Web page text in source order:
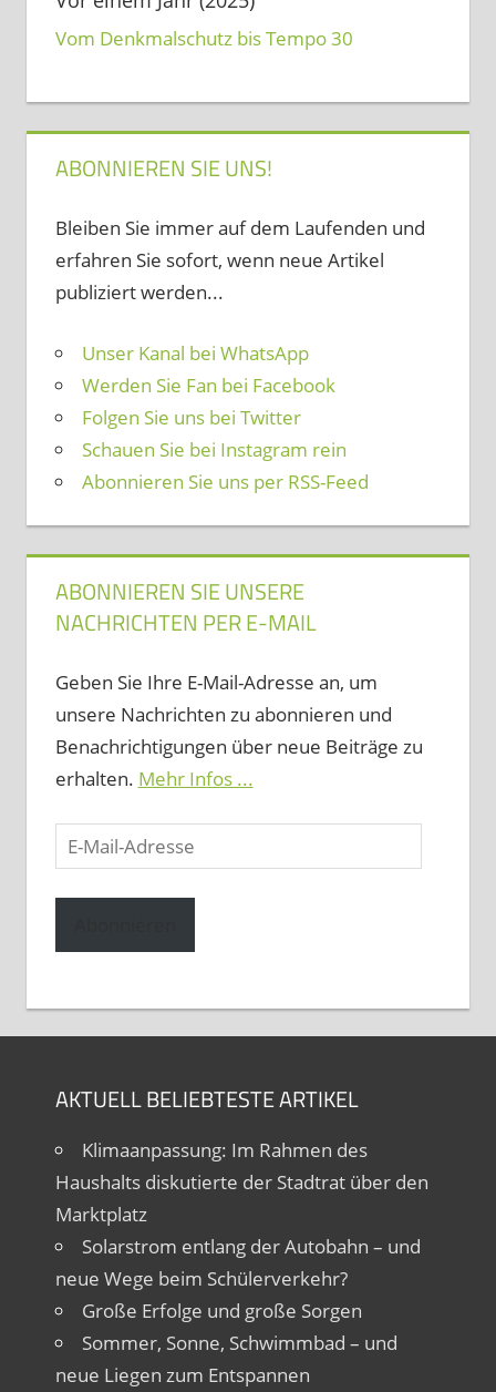
Vom Denkmalschutz bis Tempo 30
ABONNIEREN SIE UNS!
Bleiben Sie immer auf dem Laufenden und
erfahren Sie sofort, wenn neue Artikel
publiziert werden...
Unser Kanal bei WhatsApp
Werden Sie Fan bei Facebook
Folgen Sie uns bei Twitter
Schauen Sie bei Instagram rein
Abonnieren Sie uns per RSS-Feed
ABONNIEREN SIE UNSERE
NACHRICHTEN PER E-MAIL
Geben Sie Ihre E-Mail-Adresse an, um
unsere Nachrichten zu abonnieren und
Benachrichtigungen über neue Beiträge zu
erhalten. Mehr Infos ...
E-
Mail-
Adresse
AKTUELL BELIEBTESTE ARTIKEL
Klimaanpassung: Im Rahmen des
Haushalts diskutierte der Stadtrat über den
Marktplatz
Solarstrom entlang der Autobahn – und
neue Wege beim Schülerverkehr?
Große Erfolge und große Sorgen
Sommer, Sonne, Schwimmbad – und
neue Liegen zum Entspannen